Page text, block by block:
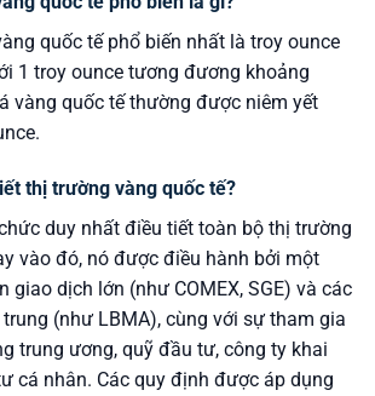
quốc tế phổ biến nhất là troy ounce
1 troy ounce tương đương khoảng
vàng quốc tế thường được niêm yết
thị trường vàng quốc tế?
duy nhất điều tiết toàn bộ thị trường
vào đó, nó được điều hành bởi một
giao dịch lớn (như COMEX, SGE) và các
(như LBMA), cùng với sự tham gia
trung ương, quỹ đầu tư, công ty khai
cá nhân. Các quy định được áp dụng